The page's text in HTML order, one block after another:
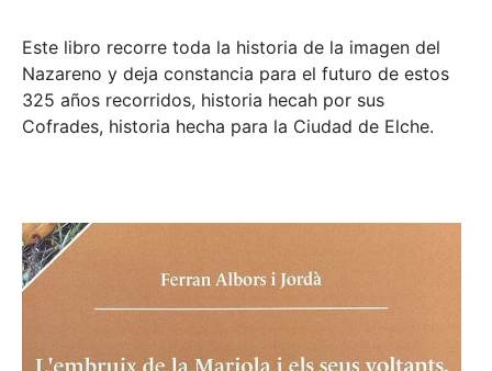
Este libro recorre toda la historia de la imagen del
Nazareno y deja constancia para el futuro de estos
325 años recorridos, historia hecah por sus
Cofrades, historia hecha para la Ciudad de Elche.